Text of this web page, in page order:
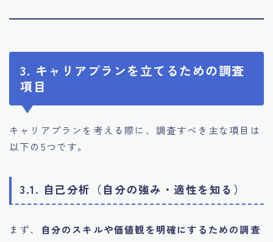
3. キャリアプランを立てるための調査
項目
キャリアプランを考える際に、調査すべき主な項目は
以下の5つです。
3.1. 自己分析（自分の強み・適性を知る）
まず、
自分のスキルや価値観を明確にするための調査